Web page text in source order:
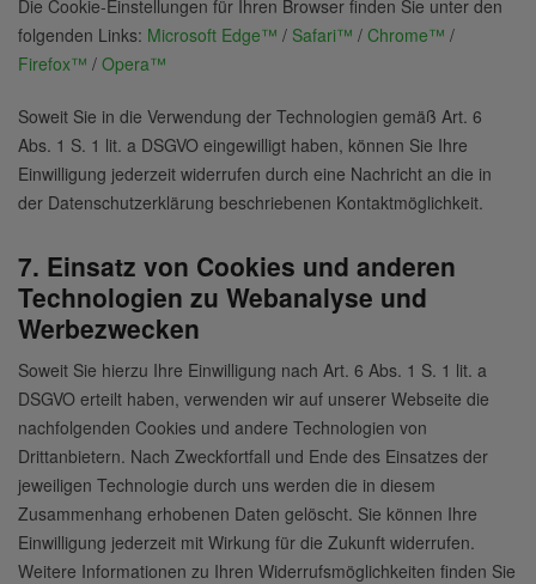
Die Cookie-Einstellungen für Ihren Browser finden Sie unter den
folgenden Links: Microsoft Edge™ / Safari™ / Chrome™ /
Firefox™ / Opera™
Soweit Sie in die Verwendung der Technologien gemäß Art. 6
Abs. 1 S. 1 lit. a DSGVO eingewilligt haben, können Sie Ihre
Einwilligung jederzeit widerrufen durch eine Nachricht an die in
der Datenschutzerklärung beschriebenen Kontaktmöglichkeit.
7. Einsatz von Cookies und anderen
Technologien zu Webanalyse und
Werbezwecken
Soweit Sie hierzu Ihre Einwilligung nach Art. 6 Abs. 1 S. 1 lit. a
DSGVO erteilt haben, verwenden wir auf unserer Webseite die
nachfolgenden Cookies und andere Technologien von
Drittanbietern. Nach Zweckfortfall und Ende des Einsatzes der
jeweiligen Technologie durch uns werden die in diesem
Zusammenhang erhobenen Daten gelöscht. Sie können Ihre
Einwilligung jederzeit mit Wirkung für die Zukunft widerrufen.
Weitere Informationen zu Ihren Widerrufsmöglichkeiten finden Sie